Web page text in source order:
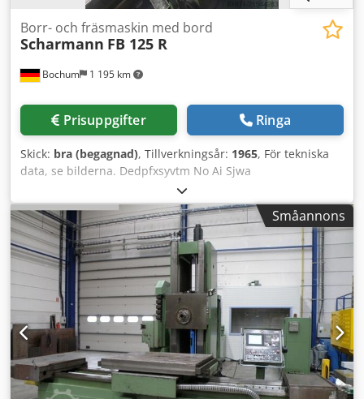
vätska - Arbetsstyckesinkapsling
Bochum 1 195 km
Borr- och fräsmaskin med bord
Scharmann FB 125 R
Prisuppgifter Ringa
Skick: bra (begagnad), Tillverkningsår: 1965, För tekniska
data, se bilderna. Dedpfxsyvtm No Ai Sjwa
Småannons